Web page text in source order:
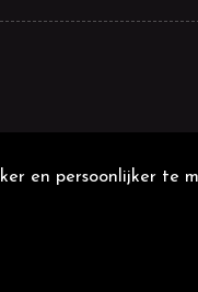
en persoonlijker te